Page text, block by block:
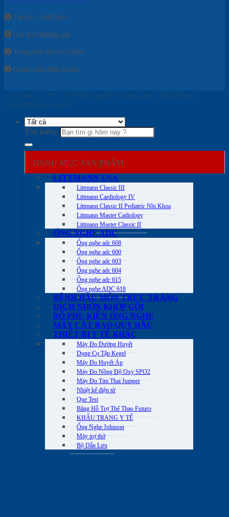
Tin tức – Sự Kiện
Câu hỏi thường gặp
Trung tâm hỗ trợ CSKH
Chính sách điều khoản
Copyright ⓒ 2009 - 2019 Bản quyền nội dung thuộc MedCheap®
www.medcheap.com.vn
Tìm kiếm:
DANH MỤC SẢN PHẨM
LITTMANN USA
Littmann Classic III
Littmann Cardiology IV
Littmann Classic II Pediatric Nhi Khoa
Littmann Master Cadiology
Littmann Master Classic II
ỐNG NGHE ADC
Ống nghe adc 608
Ống nghe adc 600
Ống nghe adc 603
Ống nghe adc 604
Ống nghe adc 615
Ống nghe ADC 618
BỆNH HẬU MÔN TRỰC TRÀNG
DỊCH NHỜN KHỚP GỐI
BỘ PHỤ KIỆN ỐNG NGHE
MÁY CẮT BAO QUY ĐẦU
THIẾT BỊ Y TẾ KHÁC
Máy Đo Đường Huyết
Dụng Cụ Tập Kegel
Máy Đo Huyết Áp
Máy Đo Nồng Độ Oxy SPO2
Máy Đo Tim Thai Jumper
Nhiệt kế điện tử
Que Test
Băng Hỗ Trợ Thể Thao Futuro
KHẨU TRANG Y TẾ
Ống Nghe Johnson
Máy trợ thở
Bộ Dẫn Lưu